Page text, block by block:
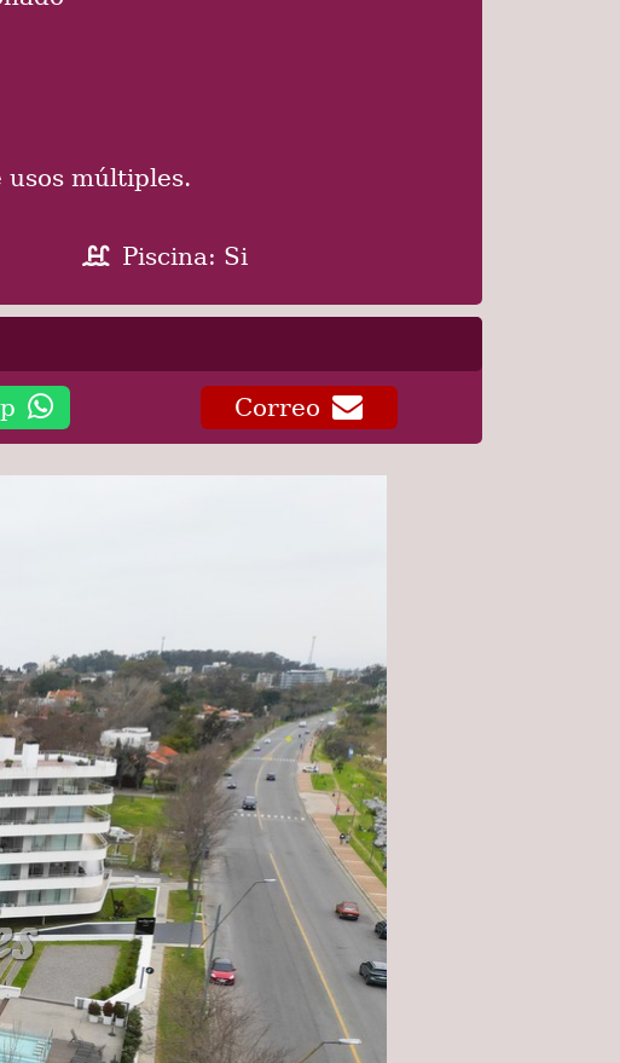
empotrado y campana extractora.
Piscina: Si
Correo